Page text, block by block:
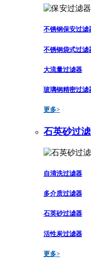
不锈钢保安过滤
不锈钢袋式过滤
大流量过滤器
玻璃钢精密过滤
更多>
石英砂过
自清洗过滤器
多介质过滤器
石英砂过滤器
活性炭过滤器
更多>